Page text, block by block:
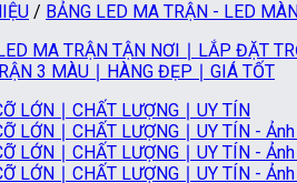
/ BẢNG LED MA TRẬN - LED